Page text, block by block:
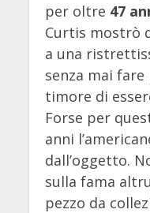
per oltre 47
Curtis mostrò
a una
senza mai
timore di
Forse per
anni
dall’oggetto.
sulla fama
pezzo da